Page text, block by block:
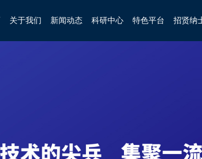
关于我们 新闻动态 科研中心 特色平台 招贤纳